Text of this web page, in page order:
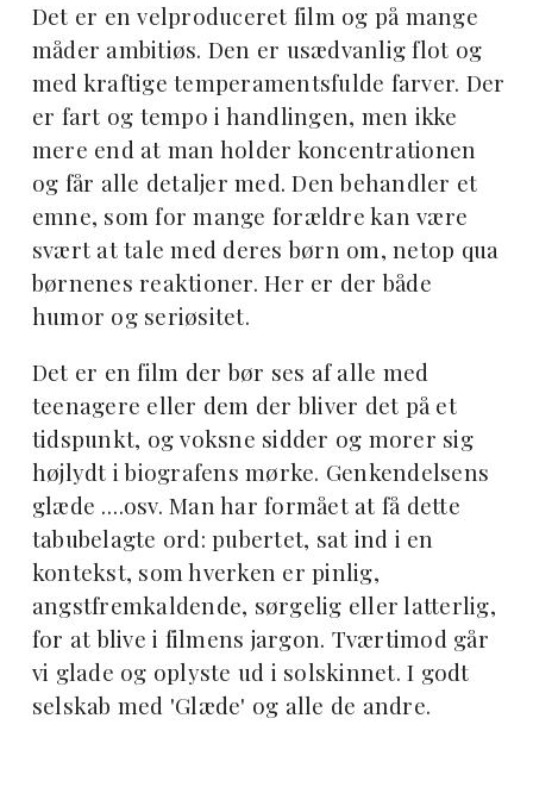
Det er en velproduceret film og på mange
måder ambitiøs. Den er usædvanlig flot og
med kraftige temperamentsfulde farver. Der
er fart og tempo i handlingen, men ikke
mere end at man holder koncentrationen
og får alle detaljer med. Den behandler et
emne, som for mange forældre kan være
svært at tale med deres børn om, netop qua
børnenes reaktioner. Her er der både
humor og seriøsitet.
Det er en film der bør ses af alle med
teenagere eller dem der bliver det på et
tidspunkt, og voksne sidder og morer sig
højlydt i biografens mørke. Genkendelsens
glæde ….osv. Man har formået at få dette
tabubelagte ord: pubertet, sat ind i en
kontekst, som hverken er pinlig,
angstfremkaldende, sørgelig eller latterlig,
for at blive i filmens jargon. Tværtimod går
vi glade og oplyste ud i solskinnet. I godt
selskab med 'Glæde' og alle de andre.